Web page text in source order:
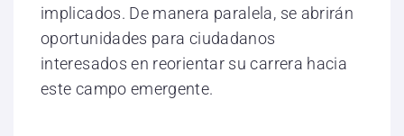
implicados. De manera paralela, se abrirán
oportunidades para ciudadanos
interesados en reorientar su carrera hacia
este campo emergente.